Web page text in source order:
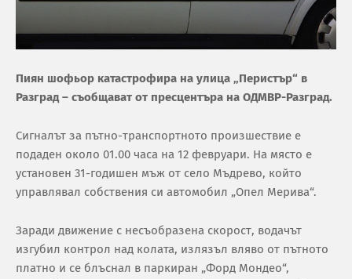
Пиян шофьор катастрофира на улица „Перистър“ в
Разград – съобщават от пресцентъра на ОДМВР-Разград.
Сигналът за пътно-транспортното произшествие е
подаден около 01.00 часа на 12 февруари. На място е
установен 31-годишен мъж от село Мъдрево, който
управлявал собствения си автомобил „Опел Мерива“.
Заради движение с несъобразена скорост, водачът
изгубил контрол над колата, излязъл вляво от пътното
платно и се блъснал в паркиран „Форд Мондео“,